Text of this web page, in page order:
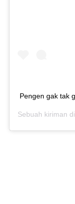
Pengen gak tak
Sebuah kiriman